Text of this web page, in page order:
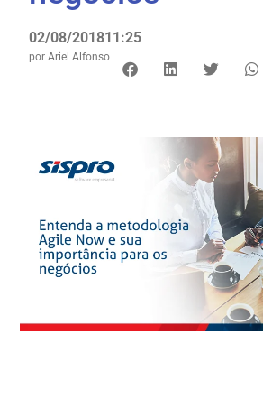
02/08/201811:25
por Ariel Alfonso